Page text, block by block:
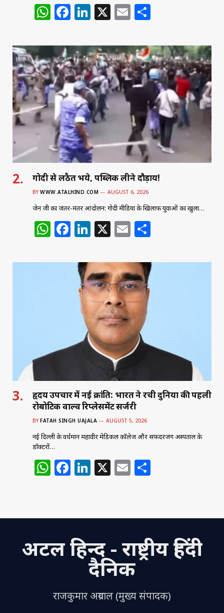
W
at
s
A
p
p
F
c
e
b
o
o
k
Li
k
e
dI
n
X E
ai
l
ar
e
गोदी से लठैत भये, पब्लिक लीने दौड़ाय!
BY WWW.ATALHIND.COM AUGUST 6, 2026
जेन जी का जंतर-मंतर आंदोलन: गोदी मीडिया के खिलाफ युवाओं का खुला…
W
at
F
c
e
b
o
k
Li
k
e
dI
n
X E
ai
l
ar
e
हृदय उपचार में नई क्रांति: भारत ने रची दुनिया की पहली
रोबोटिक वाल्व रिप्लेसमेंट सर्जरी
BY FATAH SINGH UAJALA AUGUST 5, 2026
नई दिल्ली के वर्धमान महावीर मेडिकल कॉलेज और सफदरजंग अस्पताल के
डॉक्टरों…
W
s
p
p
F
e
o
o
Li
e
n
X E
l e
अटल हिन्द - राष्ट्रीय हिंदी
दैनिक
राजकुमार अग्रवाल (मुख्य संपादक)